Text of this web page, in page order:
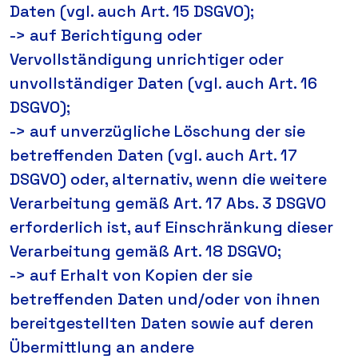
Daten (vgl. auch Art. 15 DSGVO);
-> auf Berichtigung oder
Vervollständigung unrichtiger oder
unvollständiger Daten (vgl. auch Art. 16
DSGVO);
-> auf unverzügliche Löschung der sie
betreffenden Daten (vgl. auch Art. 17
DSGVO) oder, alternativ, wenn die weitere
Verarbeitung gemäß Art. 17 Abs. 3 DSGVO
erforderlich ist, auf Einschränkung dieser
Verarbeitung gemäß Art. 18 DSGVO;
-> auf Erhalt von Kopien der sie
betreffenden Daten und/oder von ihnen
bereitgestellten Daten sowie auf deren
Übermittlung an andere